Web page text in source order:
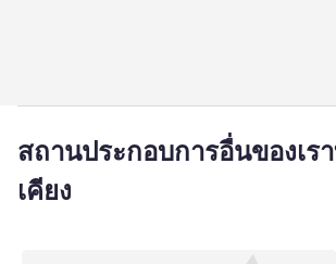
สถานประกอบการอื่นของเร
เคียง